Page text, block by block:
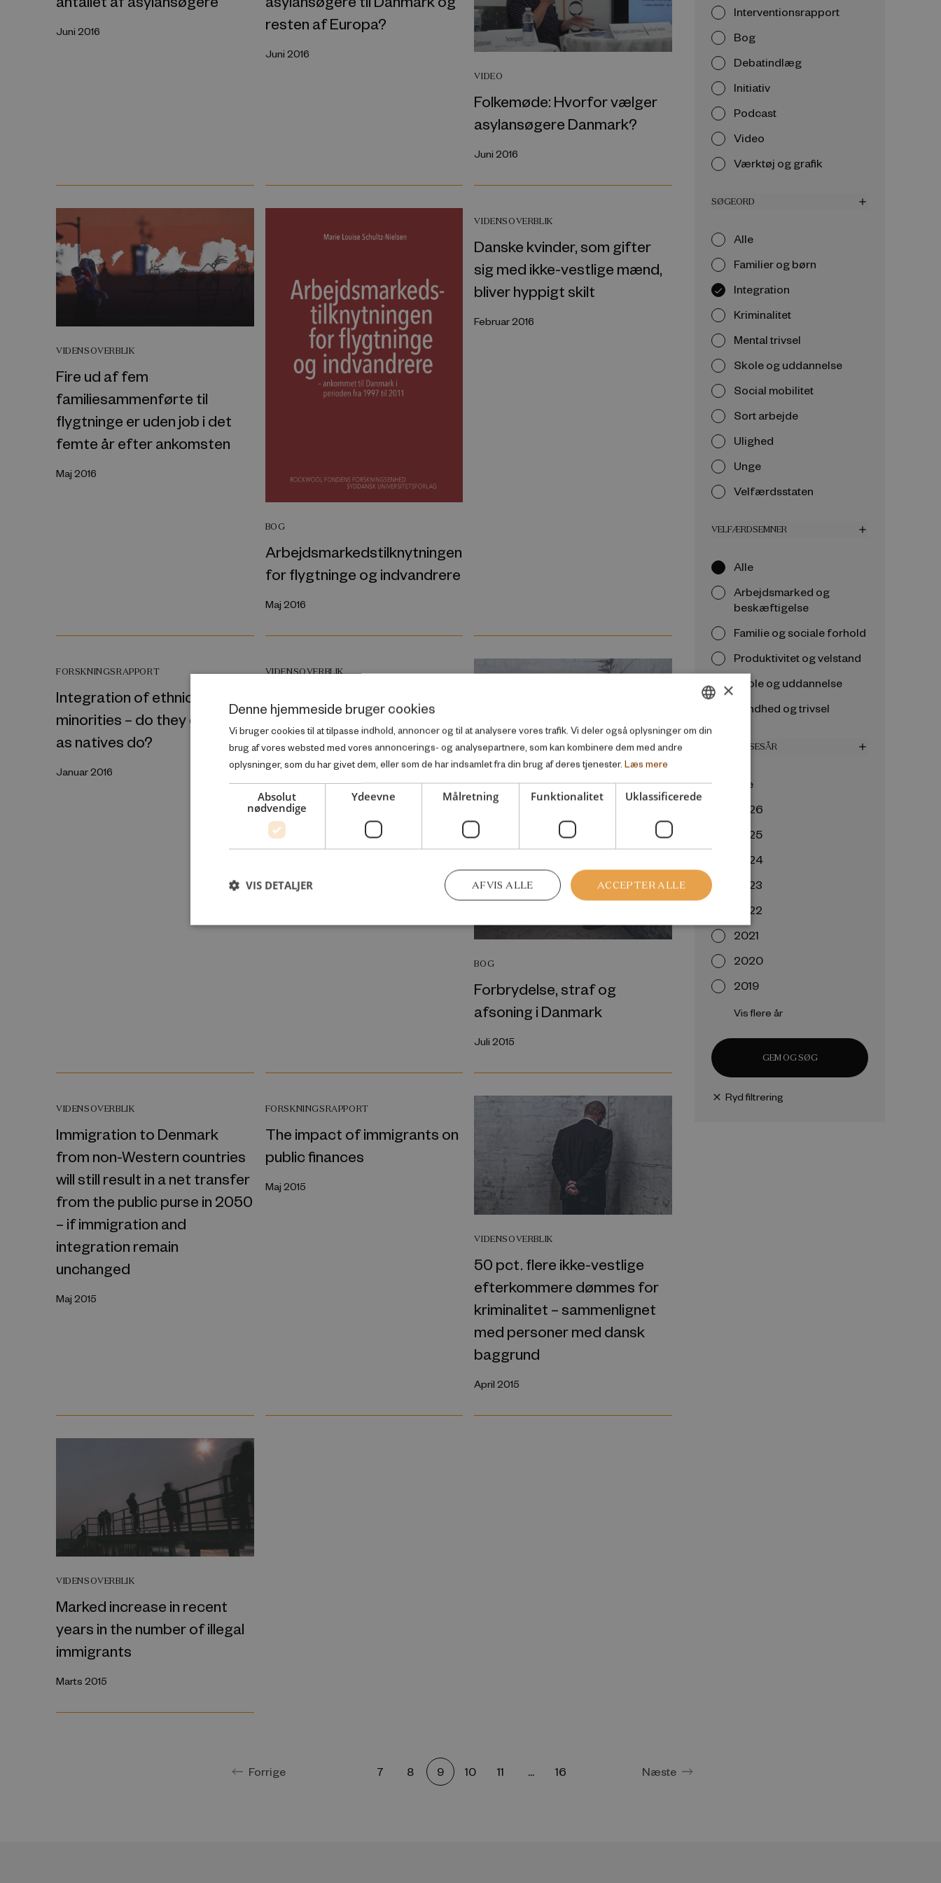
Juni 2016
resten af Europa?
Juni 2016
VIDEO
Folkemøde: Hvorfor vælger
asylansøgere Danmark?
Juni 2016
VIDENSOVERBLIK
Fire ud af fem
familiesammenførte til
flygtninge er uden job i det
femte år efter ankomsten
Maj 2016
BOG
Arbejdsmarkedstilknytningen
for flygtninge og indvandrere
Maj 2016
VIDENSOVERBLIK
Danske kvinder, som gifter
sig med ikke-vestlige mænd,
bliver hyppigt skilt
Februar 2016
FORSKNINGSRAPPORT
Integration of ethnic
minorities – do they divorce
as natives do?
Januar 2016
VIDENSOVERBLIK
gennemfører en
ungdomsuddannelse
November 2015
BOG
Forbrydelse, straf og
afsoning i Danmark
Juli 2015
VIDENSOVERBLIK
Immigration to Denmark
from non-Western countries
will still result in a net transfer
from the public purse in 2050
– if immigration and
integration remain
unchanged
Maj 2015
FORSKNINGSRAPPORT
The impact of immigrants on
public finances
Maj 2015
VIDENSOVERBLIK
50 pct. flere ikke-vestlige
efterkommere dømmes for
kriminalitet – sammenlignet
med personer med dansk
baggrund
April 2015
VIDENSOVERBLIK
Marked increase in recent
years in the number of illegal
immigrants
Marts 2015
Interventionsrapport
Bog
Debatindlæg
Initiativ
Podcast
Video
Værktøj og grafik
SØGEORD add
Alle
Familier og børn
Integration
Kriminalitet
Mental trivsel
Skole og uddannelse
Social mobilitet
Sort arbejde
Ulighed
Unge
Velfærdsstaten
VELFÆRDSEMNER add
Alle
Arbejdsmarked og
beskæftigelse
Familie og sociale forhold
Produktivitet og velstand
Skole og uddannelse
Sundhed og trivsel
UDGIVELSESÅR add
Alle
2026
2025
2024
2023
2022
2021
2020
2019
Vis flere år
GEM OG SØG
close Ryd filtrering
Forrige 7 8 9 10 11 ... 16 Næste
DANISH
×
Denne hjemmeside bruger cookies
Vi bruger cookies til at tilpasse indhold, annoncer og til at analysere vores trafik. Vi deler også oplysninger om din
brug af vores websted med vores annoncerings- og analysepartnere, som kan kombinere dem med andre
oplysninger, som du har givet dem, eller som de har indsamlet fra din brug af deres tjenester. Læs mere
Absolut
nødvendige
Ydeevne Målretning Funktionalitet Uklassificerede
ACCEPTER ALLE
AFVIS ALLE
VIS DETALJER